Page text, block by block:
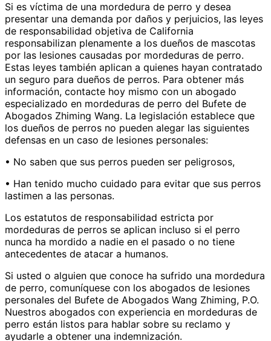
Si es víctima de una mordedura de perro y desea
presentar una demanda por daños y perjuicios, las leyes
de responsabilidad objetiva de California
responsabilizan plenamente a los dueños de mascotas
por las lesiones causadas por mordeduras de perro.
Estas leyes también aplican a quienes hayan contratado
un seguro para dueños de perros. Para obtener más
información, contacte hoy mismo con un abogado
especializado en mordeduras de perro del Bufete de
Abogados Zhiming Wang. La legislación establece que
los dueños de perros no pueden alegar las siguientes
defensas en un caso de lesiones personales:
• No saben que sus perros pueden ser peligrosos,
• Han tenido mucho cuidado para evitar que sus perros
lastimen a las personas.
Los estatutos de responsabilidad estricta por
mordeduras de perros se aplican incluso si el perro
nunca ha mordido a nadie en el pasado o no tiene
antecedentes de atacar a humanos.
Si usted o alguien que conoce ha sufrido una mordedura
de perro, comuníquese con los abogados de lesiones
personales del Bufete de Abogados Wang Zhiming, P.O.
Nuestros abogados con experiencia en mordeduras de
perro están listos para hablar sobre su reclamo y
ayudarle a obtener una indemnización.